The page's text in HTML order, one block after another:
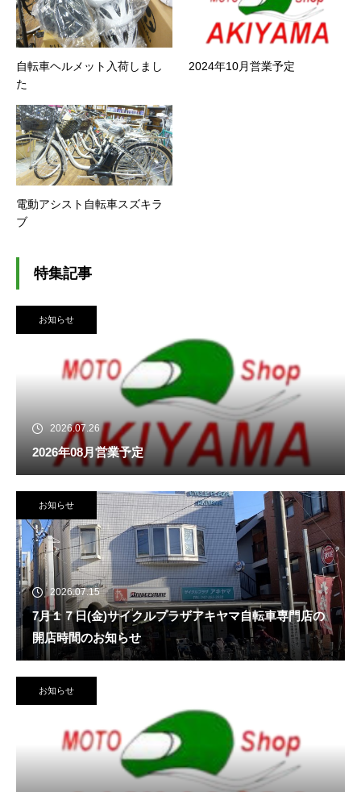
自転車ヘルメット入荷しまし
た
2024年10月営業予定
電動アシスト自転車スズキラ
ブ
特集記事
お知らせ
2026.07.26
2026年08月営業予定
お知らせ
2026.07.15
7月１７日(金)サイクルプラザアキヤマ自転車専門店の
開店時間のお知らせ
お知らせ